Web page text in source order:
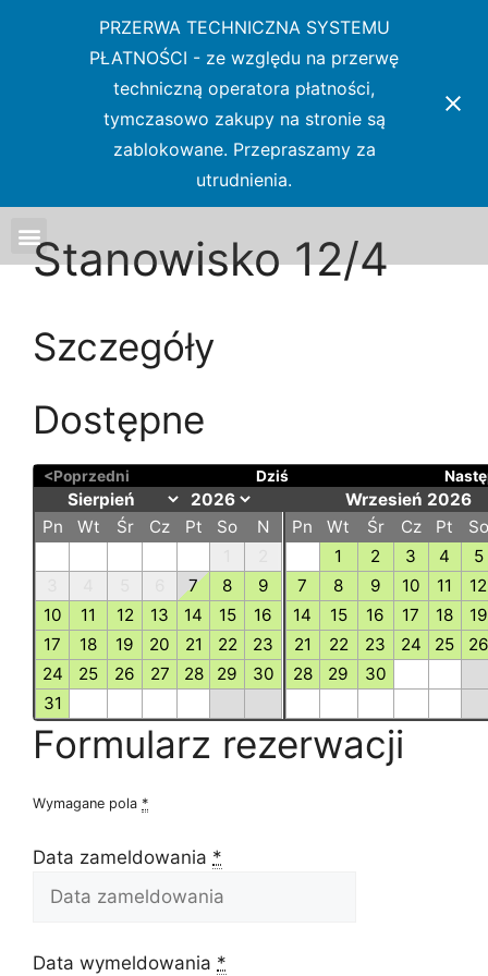
PRZERWA TECHNICZNA SYSTEMU
PŁATNOŚCI - ze względu na przerwę
techniczną operatora płatności,
tymczasowo zakupy na stronie są
zablokowane. Przepraszamy za
utrudnienia.
Stanowisko 12/4
Szczegóły
Dostępne
<Poprzedni Dziś
Pn Wt Śr Cz Pt So
N
7 8
9
10
11 12 13 14 15
16
17
18 19 20 21 22
23
24
25 26 27 28 29
30
31
Wrzesień 2026
Pn
Wt Śr Cz Pt
So
1
2 3 4
5
7
8 9 10 11
12
14
15 16 17 18
19
21
22 23 24 25
26
28
29 30
Formularz rezerwacji
Wymagane pola *
Data zameldowania *
Data wymeldowania *